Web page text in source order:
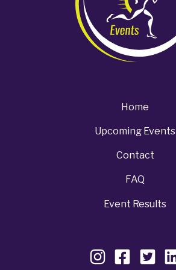
Home
Upcoming Events
Contact
FAQ
Event Results